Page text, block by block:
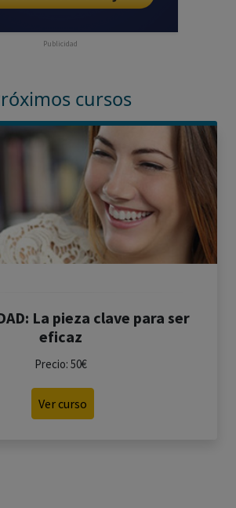
Publicidad
cursos
La pieza clave para ser
eficaz
Precio: 50€
Ver curso